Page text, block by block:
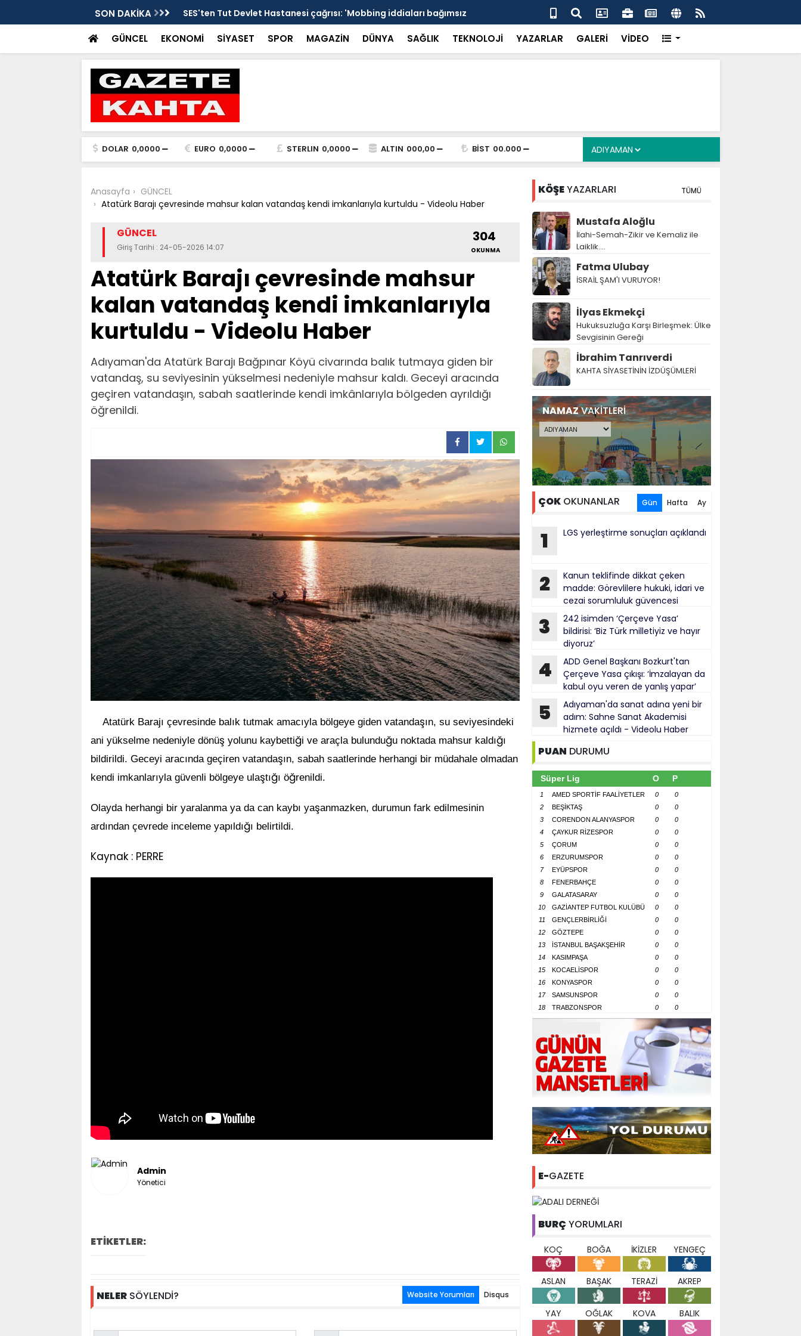
SON DAKİKA
tarafsızlık ve liyakat açıklaması
SES'ten Tut Devlet Hastanesi çağrısı: 'Mobbing iddiaları bağımsız
şekilde soruşturulmalı' - Videolu Haber
15 Temmuz suikast timinin firari üyesi FETÖ yapılanmasını ve
Marmaris saldırısını anlattı
GÜNCEL EKONOMİ SİYASET SPOR MAGAZİN DÜNYA SAĞLIK TEKNOLOJİ YAZARLAR GALERİ VİDEO
DOLAR 0,0000 EURO 0,0000 STERLIN 0,0000 ALTIN 000,00 BİST 00.000
Anasayfa
GÜNCEL
Atatürk Barajı çevresinde mahsur kalan vatandaş kendi imkanlarıyla kurtuldu - Videolu Haber
GÜNCEL
Giriş Tarihi : 24-05-2026 14:07
304
OKUNMA
Atatürk Barajı çevresinde mahsur
kalan vatandaş kendi imkanlarıyla
kurtuldu - Videolu Haber
Adıyaman'da Atatürk Barajı Bağpınar Köyü civarında balık tutmaya giden bir
vatandaş, su seviyesinin yükselmesi nedeniyle mahsur kaldı. Geceyi aracında
geçiren vatandaşın, sabah saatlerinde kendi imkânlarıyla bölgeden ayrıldığı
öğrenildi.
Atatürk Barajı çevresinde balık tutmak amacıyla bölgeye giden vatandaşın, su seviyesindeki
ani yükselme nedeniyle dönüş yolunu kaybettiği ve araçla bulunduğu noktada mahsur kaldığı
bildirildi. Geceyi aracında geçiren vatandaşın, sabah saatlerinde herhangi bir müdahale olmadan
kendi imkanlarıyla güvenli bölgeye ulaştığı öğrenildi.
Olayda herhangi bir yaralanma ya da can kaybı yaşanmazken, durumun fark edilmesinin
ardından çevrede inceleme yapıldığı belirtildi.
Kaynak : PERRE
Admin
Yönetici
ETİKETLER:
NELERSÖYLENDİ? Website Yorumları Disqus
KÖŞEYAZARLARI TÜMÜ
Mustafa Aloğlu
İlahi-Semah-Zikir ve Kemaliz ile
Laiklik….
Fatma Ulubay
İSRAİL ŞAM'I VURUYOR!
İlyas Ekmekçi
Hukuksuzluğa Karşı Birleşmek: Ülke
Sevgisinin Gereği
İbrahim Tanrıverdi
KAHTA SİYASETİNİN İZDÜŞÜMLERİ
NAMAZVAKİTLERİ
ÇOKOKUNANLAR Gün Hafta Ay
1 LGS yerleştirme sonuçları açıklandı
2
Kanun teklifinde dikkat çeken
madde: Görevlilere hukuki, idari ve
cezai sorumluluk güvencesi
3
242 isimden ‘Çerçeve Yasa’
bildirisi: ‘Biz Türk milletiyiz ve hayır
diyoruz’
4
ADD Genel Başkanı Bozkurt'tan
Çerçeve Yasa çıkışı: ‘İmzalayan da
kabul oyu veren de yanlış yapar’
5
Adıyaman'da sanat adına yeni bir
adım: Sahne Sanat Akademisi
hizmete açıldı - Videolu Haber
PUAN DURUMU
Süper Lig O P
1 AMED SPORTİF FAALİYETLER 0
0
2
BEŞİKTAŞ 0
0
3
CORENDON ALANYASPOR 0
0
4
ÇAYKUR RİZESPOR 0
0
5
ÇORUM 0
0
6
ERZURUMSPOR 0
0
7
EYÜPSPOR 0
0
8
FENERBAHÇE 0
0
9
GALATASARAY 0
0
10
GAZİANTEP FUTBOL KULÜBÜ 0
0
11
GENÇLERBİRLİĞİ 0
0
12
GÖZTEPE 0
0
13
İSTANBUL BAŞAKŞEHİR 0
0
14
KASIMPAŞA 0
0
15
KOCAELİSPOR 0
0
16
KONYASPOR 0
0
17
SAMSUNSPOR 0
0
18
TRABZONSPOR 0 0
E-GAZETE
BURÇ YORUMLARI
KOÇ BOĞA İKİZLER YENGEÇ
ASLAN BAŞAK TERAZİ AKREP
YAY OĞLAK KOVA BALIK